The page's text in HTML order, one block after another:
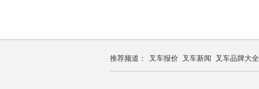
推荐频道： 叉车报价 叉车新闻 叉车品牌大全